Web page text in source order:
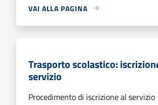
VAI ALLA PAGINA
Trasporto scolastico:
servizio
Procedimento di iscrizione al servizio